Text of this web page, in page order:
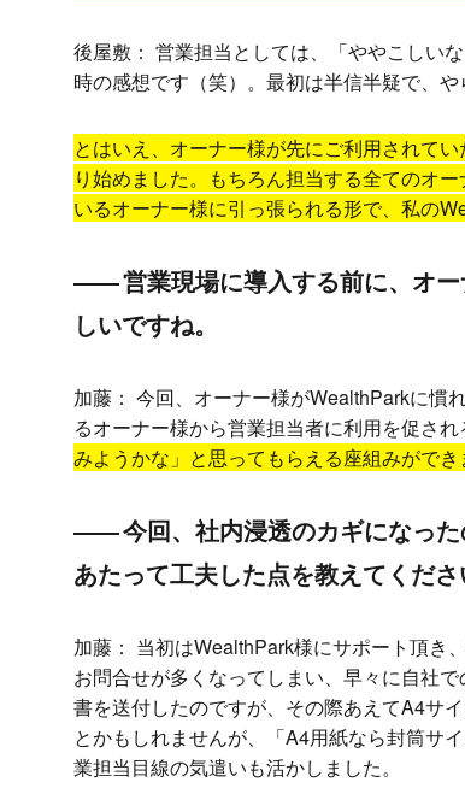
後屋敷： 営業担当としては、「ややこしい
時の感想です（笑）。最初は半信半疑で、や
とはいえ、オーナー様が先にご利用されて
り始めました。もちろん担当する全てのオ
いるオーナー様に引っ張られる形で、私の
営業現場に導入する前に、オ
しいですね。
加藤： 今回、オーナー様がWealthParkに慣
るオーナー様から営業担当者に利用を促され
みようかな」と思ってもらえる座組みができ
今回、社内浸透のカギになっ
あたって工夫した点を教えてくださ
加藤： 当初はWealthPark様にサポート頂き
お問合せが多くなってしまい、早々に自社
書を送付したのですが、その際あえてA4サ
とかもしれませんが、「A4用紙なら封筒サ
業担当目線の気遣いも活かしました。